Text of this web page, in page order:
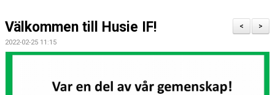
DOKUMENT
MEDLEMSRABATTER
>
<
Välkommen till Husie IF!
2022-02-25 11:15